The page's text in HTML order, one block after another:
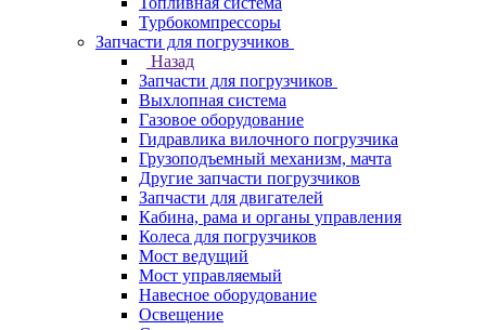
Турбокомпрессоры
Запчасти для погрузчиков
Назад
Запчасти для погрузчиков
Выхлопная система
Газовое оборудование
Гидравлика вилочного погрузчика
Грузоподъемный механизм, мачта
Другие запчасти погрузчиков
Запчасти для двигателей
Кабина, рама и органы управления
Колеса для погрузчиков
Мост ведущий
Мост управляемый
Навесное оборудование
Освещение